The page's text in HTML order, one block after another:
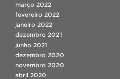
março 2022
fevereiro 2022
janeiro 2022
dezembro 2021
junho 2021
dezembro 2020
novembro 2020
abril 2020